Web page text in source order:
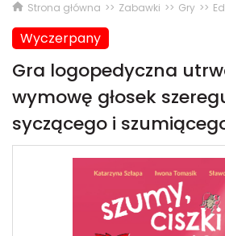
Strona główna Zabawki Gry
Wyczerpany
Gra logopedyczna
wymowę głosek
syczącego i